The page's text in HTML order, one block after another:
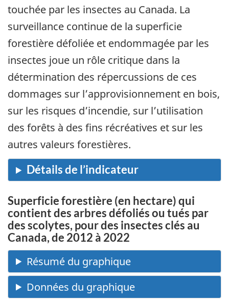
touchée par les insectes au Canada. La
surveillance continue de la superficie
forestière défoliée et endommagée par les
insectes joue un rôle critique dans la
détermination des répercussions de ces
dommages sur l’approvisionnement en bois,
sur les risques d’incendie, sur l’utilisation
des forêts à des fins récréatives et sur les
autres valeurs forestières.
Superficie forestière (en hectare) qui
contient des arbres défoliés ou tués par
des scolytes, pour des insectes clés au
Canada, de 2012 à 2022